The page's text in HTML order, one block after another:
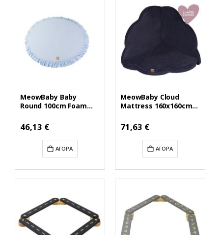
MeowBaby Baby
Round 100cm Foam
Certified, Velvet, Baby
Blue (MATA024IE)
(MEBMATA024IE)
46,13 €
ΑΓΟΡΆ
MeowBaby Cloud
Mattress 160x160cm
(MEBMATA033)
71,63 €
ΑΓΟΡΆ